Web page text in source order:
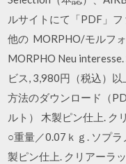
ルサイトにて「PDF」
他の MORPHO/モルフ
MORPHO Neu
ビス, 3,980円（税込）
方法のダウンロード（
ルト） 木製ピン仕上. ク
○重量／0.07ｋｇ. ソプラ
製ピン仕上. クリアーラ